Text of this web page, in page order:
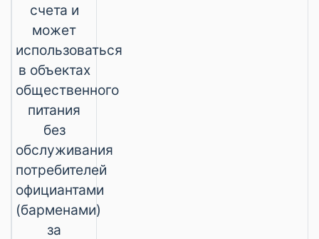
счета и
может
использоваться
в объектах
общественного
питания
без
обслуживания
потребителей
официантами
(барменами)
за